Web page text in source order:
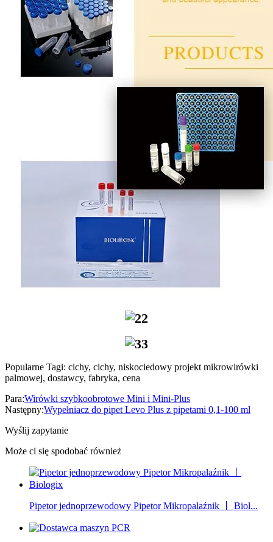
Popularne Tagi: cichy, cichy, niskociedowy projekt mikrowirówki
palmowej, dostawcy, fabryka, cena
Para:Wirówki szybkoobrotowe Mini i Mini-Plus
Następny:Wypełniacz do pipet Levo Plus z pipetami 0,1-100 ml
Wyślij zapytanie
Może ci się spodobać również
Pipetor jednoprzewodowy Pipetor Mikropalaźnik 丨 Biol...